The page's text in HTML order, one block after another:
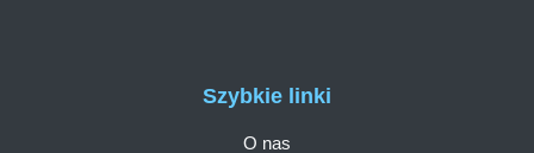
Szybkie linki
O nas